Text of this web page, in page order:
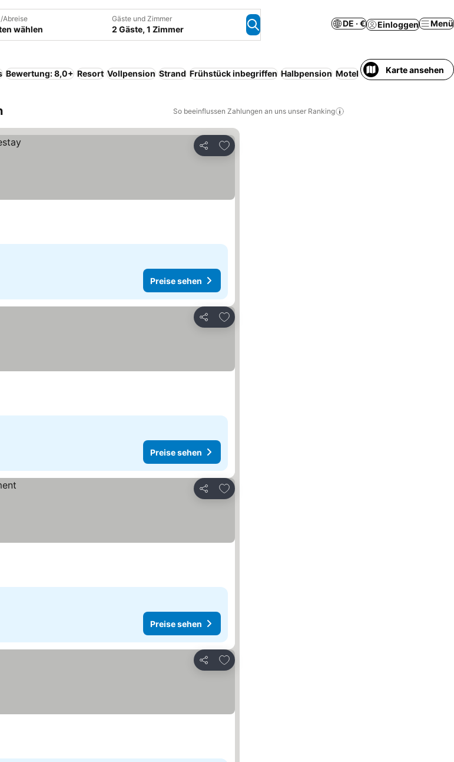
Abreise
wählen
Gäste und Zimmer
2 Gäste, 1 Zimmer
DE · € Einloggen Menü
Bewertung: 8,0+ Resort Vollpension Strand Frühstück inbegriffen Halbpension Motel Serviced apartment
Karte ansehen
So beeinflussen Zahlungen an uns unser Ranking
Teilen
Zu Favoriten hinzufügen
Preise sehen
Teilen
Zu Favoriten hinzufügen
Preise sehen
Teilen
Zu Favoriten hinzufügen
Preise sehen
Teilen
Zu Favoriten hinzufügen